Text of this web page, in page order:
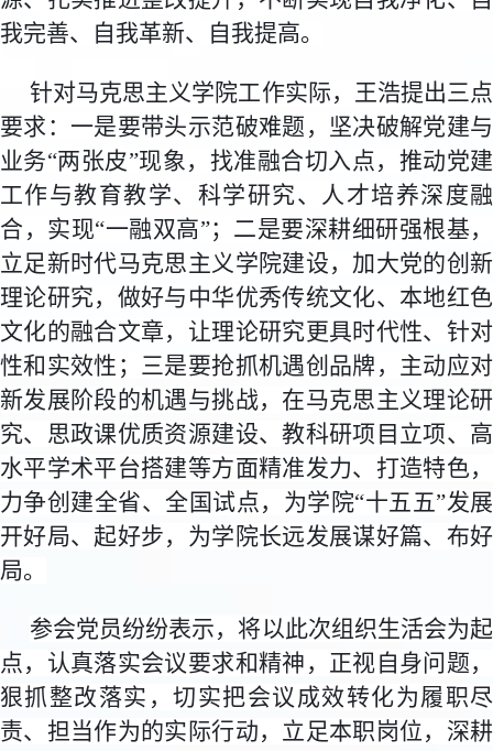
我完善、自我革新、自我提高。
针对马克思主义学院工作实际，王浩提出三点
要求：一是要带头示范破难题，坚决破解党建与
业务“两张皮”现象，找准融合切入点，推动党建
工作与教育教学、科学研究、人才培养深度融
合，实现“一融双高”；二是要深耕细研强根基，
立足新时代马克思主义学院建设，加大党的创新
理论研究，做好与中华优秀传统文化、本地红色
文化的融合文章，让理论研究更具时代性、针对
性和实效性；三是要抢抓机遇创品牌，主动应对
新发展阶段的机遇与挑战，在马克思主义理论研
究、思政课优质资源建设、教科研项目立项、高
水平学术平台搭建等方面精准发力、打造特色，
力争创建全省、全国试点，为学院“十五五”发展
开好局、起好步，为学院长远发展谋好篇、布好
局。
参会党员纷纷表示，将以此次组织生活会为起
点，认真落实会议要求和精神，正视自身问题，
狠抓整改落实，切实把会议成效转化为履职尽
责、担当作为的实际行动，立足本职岗位，深耕